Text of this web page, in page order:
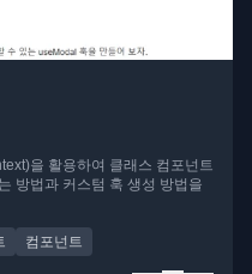
을 활용하여 클래스 컴포넌트
방법과 커스텀 훅 생성 방법을
컴포넌트